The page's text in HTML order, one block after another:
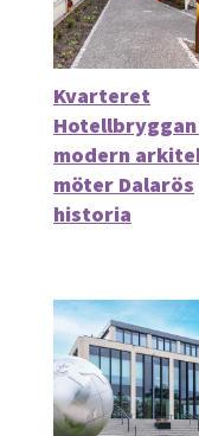
Kvarteret
Hotellbryggan
modern
möter Dalarös
historia